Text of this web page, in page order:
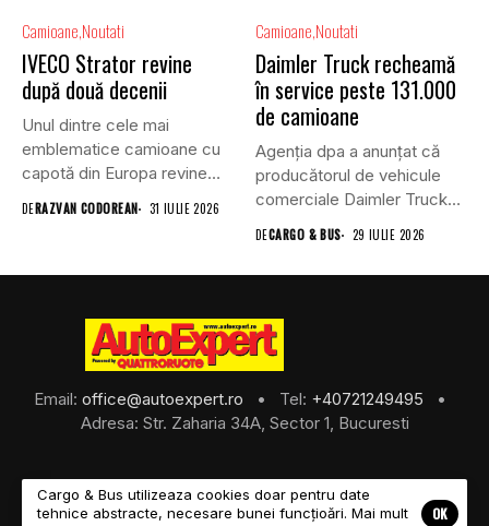
Camioane Noutati
IVECO Strator revine
după două decenii
Unul dintre cele mai
emblematice camioane cu
capotă din Europa revine
în...
DERAZVAN CODOREAN 31 IULIE 2026
Camioane Noutati
Daimler Truck recheamă
în service peste 131.000
de camioane
Agenția dpa a anunțat că
producătorul de vehicule
comerciale Daimler Truck
a...
DECARGO & BUS 29 IULIE 2026
Email: office@autoexpert.ro • Tel: +40721249495
•
Adresa: Str. Zaharia 34A, Sector 1, Bucuresti
©2026 Cargo & Bus
Cargo & Bus utilizeaza cookies doar pentru date
tehnice abstracte, necesare bunei funcțioări. Mai mult
OK